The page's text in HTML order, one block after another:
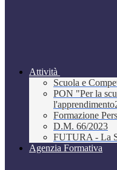
Attività
Scuola e
PON "Per la
Formazione
D.M. 66/2023
FUTURA - La
Agenzia Formativa